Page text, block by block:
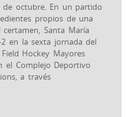
octubre. En un partido
propios de una
Santa María
en la sexta jornada del
Hockey Mayores
el Complejo Deportivo
a través